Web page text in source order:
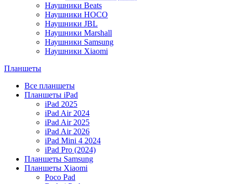
Наушники Beats
Наушники HOCO
Наушники JBL
Наушники Marshall
Наушники Samsung
Наушники Xiaomi
Планшеты
Все планшеты
Планшеты iPad
iPad 2025
iPad Air 2024
iPad Air 2025
iPad Air 2026
iPad Mini 4 2024
iPad Pro (2024)
Планшеты Samsung
Планшеты Xiaomi
Poco Pad